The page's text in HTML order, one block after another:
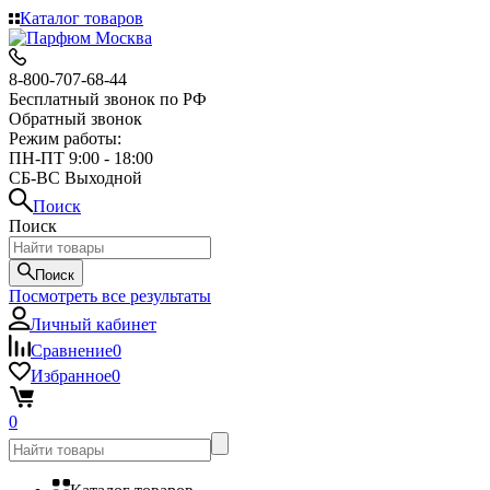
Каталог товаров
8-800-707-68-44
Бесплатный звонок по РФ
Обратный звонок
Режим работы:
ПН-ПТ 9:00 - 18:00
СБ-ВС Выходной
Поиск
Поиск
Поиск
Посмотреть все результаты
Личный кабинет
Сравнение0
Избранное0
0